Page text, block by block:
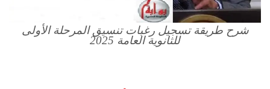
شرح طريقة تسجيل رغبات تنسيق المرحلة الأولى
للثانوية العامة 2025